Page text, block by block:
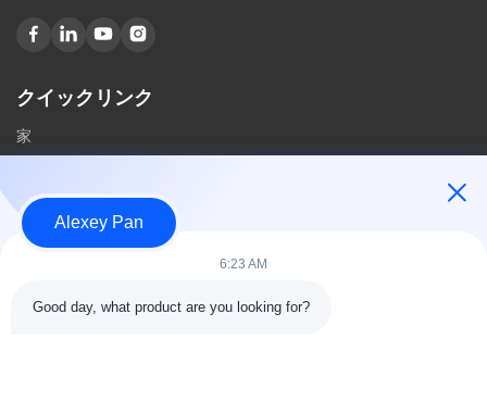
クイックリンク
家
製品
私達に連絡しなさい
Alexey Pan
6:23 AM
Good day, what product are you looking for?